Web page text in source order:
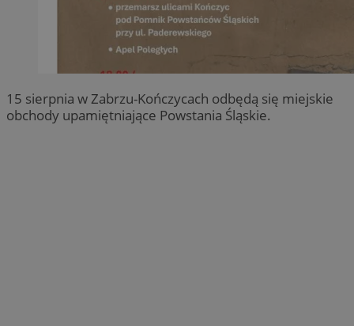
15 sierpnia w Zabrzu-Kończycach odbędą się miejskie
obchody upamiętniające Powstania Śląskie.